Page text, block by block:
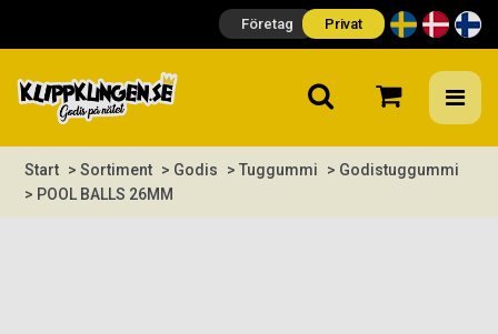
Företag Privat
Start > Sortiment > Godis > Tuggummi
> Godistuggummi
> POOL BALLS 26MM